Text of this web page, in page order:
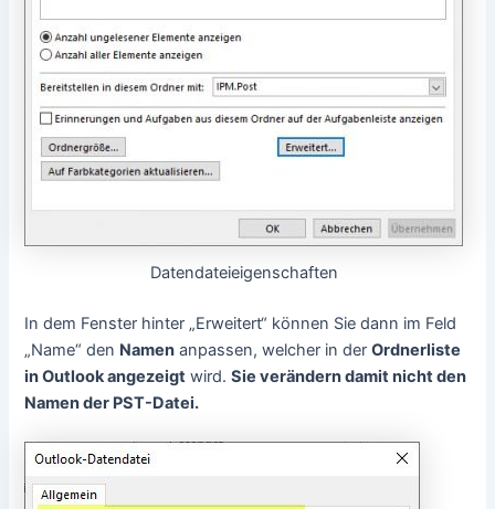
Datendateieigenschaften
In dem Fenster hinter „Erweitert“ können Sie dann im Feld
„Name“ den Namen anpassen, welcher in derOrdnerliste
in Outlook angezeigt wird.Sie verändern damit nicht den
Namen der PST-Datei.